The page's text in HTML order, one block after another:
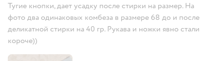
Тугие кнопки, дает усадку после стирки на размер. На
фото два одинаковых комбеза в размере 68 до и после
деликатной стирки на 40 гр. Рукава и ножки явно стали
короче))